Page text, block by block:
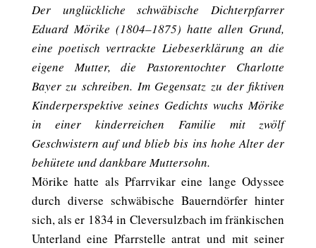
Der unglückliche schwäbische Dichterpfarrer
Eduard Mörike (1804–1875) hatte allen Grund,
eine poetisch vertrackte Liebeserklärung an die
eigene Mutter, die Pastorentochter Charlotte
Bayer zu schreiben. Im Gegensatz zu der fiktiven
Kinderperspektive seines Gedichts wuchs Mörike
in einer kinderreichen Familie mit zwölf
Geschwistern auf und blieb bis ins hohe Alter der
behütete und dankbare Muttersohn.
Mörike hatte als Pfarrvikar eine lange Odyssee
durch diverse schwäbische Bauerndörfer hinter
sich, als er 1834 in Cleversulzbach im fränkischen
Unterland eine Pfarrstelle antrat und mit seiner